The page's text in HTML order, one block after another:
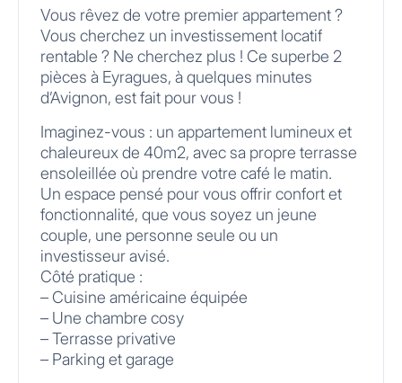
Vous rêvez de votre premier appartement ?
Vous cherchez un investissement locatif
rentable ? Ne cherchez plus ! Ce superbe 2
pièces à Eyragues, à quelques minutes
d’Avignon, est fait pour vous !
Imaginez-vous : un appartement lumineux et
chaleureux de 40m2, avec sa propre terrasse
ensoleillée où prendre votre café le matin.
Un espace pensé pour vous offrir confort et
fonctionnalité, que vous soyez un jeune
couple, une personne seule ou un
investisseur avisé.
Côté pratique :
– Cuisine américaine équipée
– Une chambre cosy
– Terrasse privative
– Parking et garage